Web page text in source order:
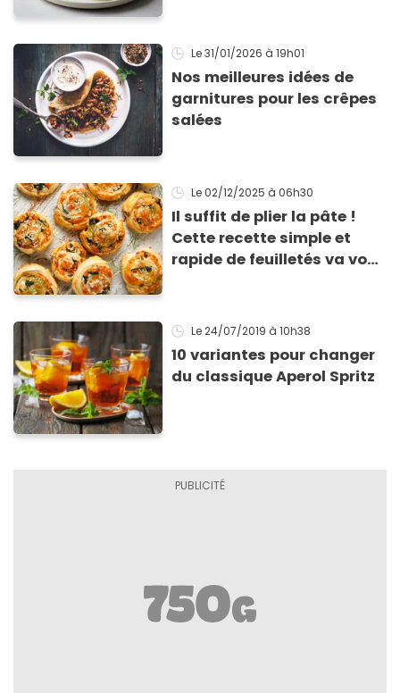
Le 31/01/2026 à 19h01
Nos meilleures idées de
garnitures pour les crêpes
salées
Le 02/12/2025 à 06h30
Il suffit de plier la pâte !
Cette recette simple et
rapide de feuilletés va vous
Le 24/07/2019 à 10h38
10 variantes pour changer
du classique Aperol Spritz